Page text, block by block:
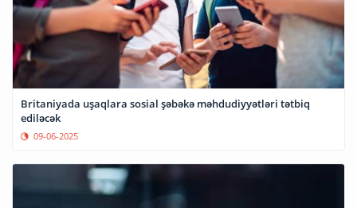
Britaniyada uşaqlara sosial şəbəkə məhdudiyyətləri tətbiq
ediləcək
09-06-2025